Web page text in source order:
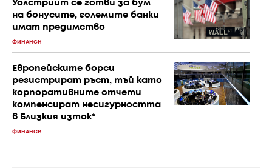
Уолстрийт се готви за бум
на бонусите, големите банки
имат предимство
ФИНАНСИ
Европейските борси
регистрират ръст, тъй като
корпоративните отчети
компенсират несигурността
в Близкия изток*
ФИНАНСИ